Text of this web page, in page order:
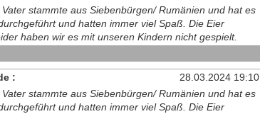
stammte aus Siebenbürgen/ Rumänien und hat es
und hatten immer viel Spaß. Die Eier
haben wir es mit unseren Kindern nicht gespielt.
:
28.03.2024 19:10
stammte aus Siebenbürgen/ Rumänien und hat es
und hatten immer viel Spaß. Die Eier